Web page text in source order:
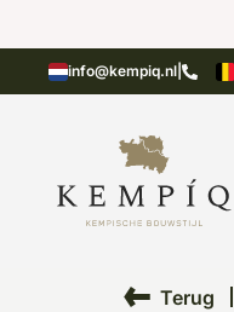
info@kempiq.nl
in Kesteren
Terug